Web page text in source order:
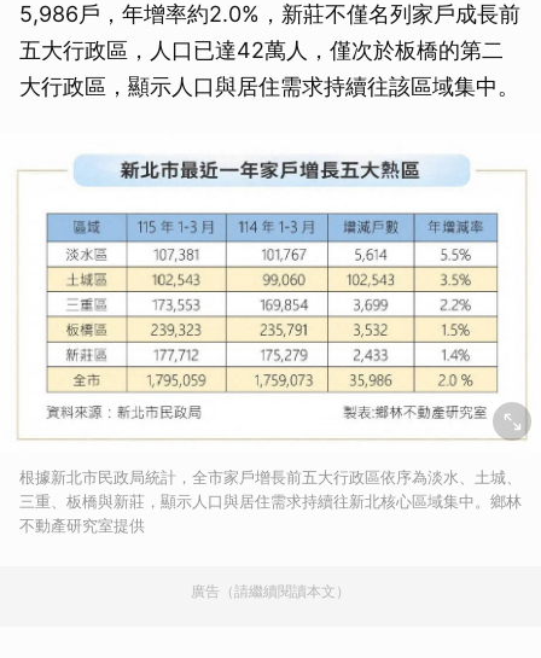
5,986戶，年增率約2.0%，新莊不僅名列家戶成長前
五大行政區，人口已達42萬人，僅次於板橋的第二
大行政區，顯示人口與居住需求持續往該區域集中。
根據新北市民政局統計，全市家戶增長前五大行政區依序為淡水、土城、
三重、板橋與新莊，顯示人口與居住需求持續往新北核心區域集中。鄉林
不動產研究室提供
廣告（請繼續閱讀本文）